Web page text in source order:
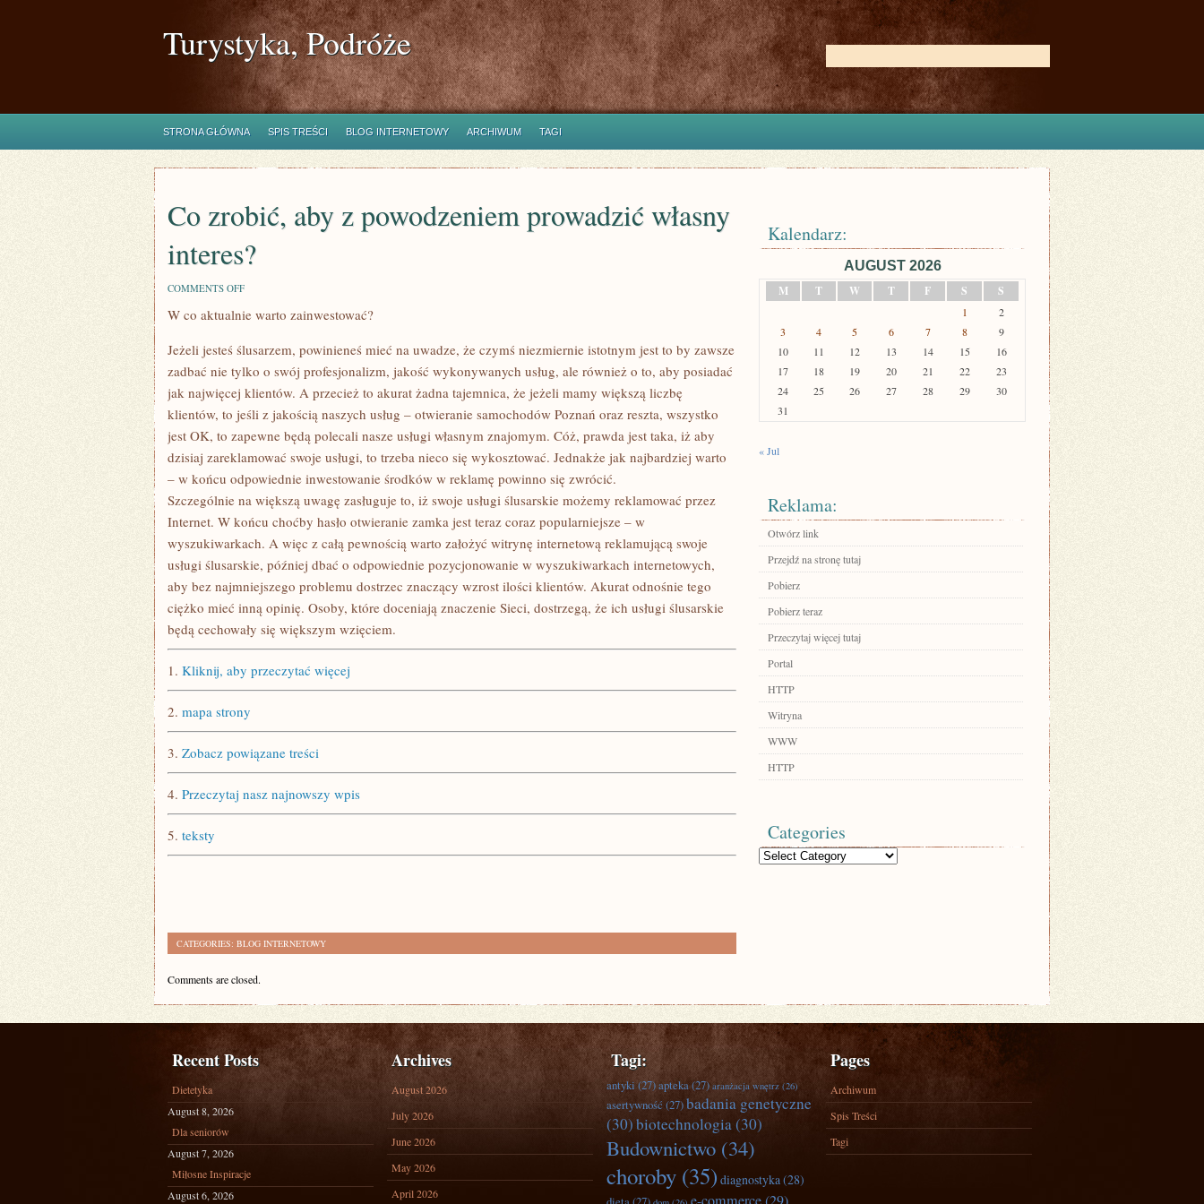
Turystyka, Podróże
STRONA GŁÓWNA SPIS TREŚCI BLOG INTERNETOWY ARCHIWUM TAGI
Co zrobić, aby z powodzeniem prowadzić własny
interes?
COMMENTS OFFON
ZROBIĆ,
POWODZENIEM
PROWADZIĆ
INTERES?
W co aktualnie warto zainwestować?
Jeżeli jesteś ślusarzem, powinieneś mieć na uwadze, że czymś niezmiernie istotnym jest to by zawsze
zadbać nie tylko o swój profesjonalizm, jakość wykonywanych usług, ale również o to, aby posiadać
jak najwięcej klientów. A przecież to akurat żadna tajemnica, że jeżeli mamy większą liczbę
klientów, to jeśli z jakością naszych usług – otwieranie samochodów Poznań oraz reszta, wszystko
jest OK, to zapewne będą polecali nasze usługi własnym znajomym. Cóż, prawda jest taka, iż aby
dzisiaj zareklamować swoje usługi, to trzeba nieco się wykosztować. Jednakże jak najbardziej warto
– w końcu odpowiednie inwestowanie środków w reklamę powinno się zwrócić.
Szczególnie na większą uwagę zasługuje to, iż swoje usługi ślusarskie możemy reklamować przez
Internet. W końcu choćby hasło otwieranie zamka jest teraz coraz popularniejsze – w
wyszukiwarkach. A więc z całą pewnością warto założyć witrynę internetową reklamującą swoje
usługi ślusarskie, później dbać o odpowiednie pozycjonowanie w wyszukiwarkach internetowych,
aby bez najmniejszego problemu dostrzec znaczący wzrost ilości klientów. Akurat odnośnie tego
ciężko mieć inną opinię. Osoby, które doceniają znaczenie Sieci, dostrzegą, że ich usługi ślusarskie
będą cechowały się większym wzięciem.
1. Kliknij, aby przeczytać więcej
2. mapa strony
3. Zobacz powiązane treści
4. Przeczytaj nasz najnowszy wpis
5. teksty
CATEGORIES: BLOG INTERNETOWY
Comments are closed.
Kalendarz:
AUGUST 2026
M
T W T F S S
1
2
3
4 5 6 7 8
9
10
11 12 13 14 15
16
17
18 19 20 21 22
23
24
25 26 27 28 29
30
31
« Jul
Reklama:
Otwórz link
Przejdź na stronę tutaj
Pobierz
Pobierz teraz
Przeczytaj więcej tutaj
Portal
HTTP
Witryna
WWW
HTTP
Categories
Categories
Recent Posts
Dietetyka
August 8, 2026
Dla seniorów
August 7, 2026
Miłosne Inspiracje
August 6, 2026
Archives
August 2026
July 2026
June 2026
May 2026
April 2026
Tagi:
antyki(27)apteka(27) aranżacja wnętrz (26)
asertywność (27)badania genetyczne
(30)biotechnologia(30)
Budownictwo (34)
choroby (35) diagnostyka(28)
Pages
Archiwum
Spis Treści
Tagi